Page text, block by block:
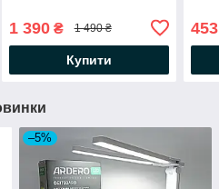
6000mAh Li-ion біла
нейтральна
1 390₴ 1 490 ₴
Купити
синя
453
–5%